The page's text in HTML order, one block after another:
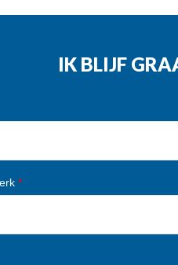
IK BLIJF
*